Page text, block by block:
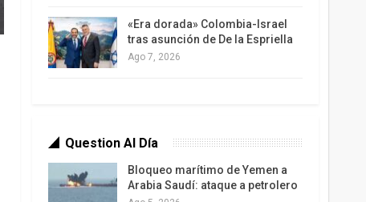
«Era dorada» Colombia-Israel
tras asunción de De la Espriella
Ago 7, 2026
Question Al Día
Bloqueo marítimo de Yemen a
Arabia Saudí: ataque a petrolero